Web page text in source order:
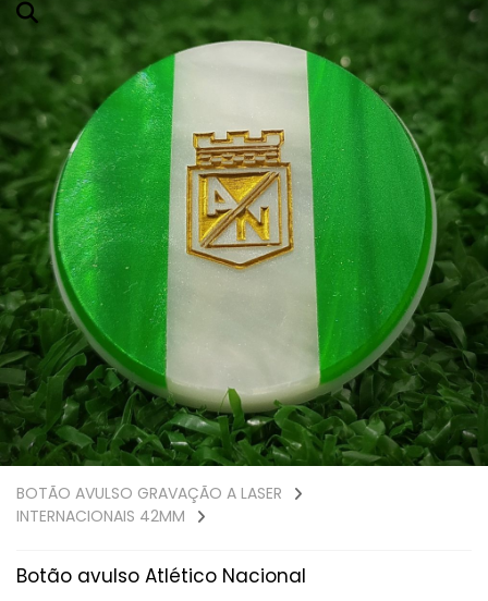
BOTÃO AVULSO GRAVAÇÃO A LASER
INTERNACIONAIS 42MM
Botão avulso Atlético Nacional